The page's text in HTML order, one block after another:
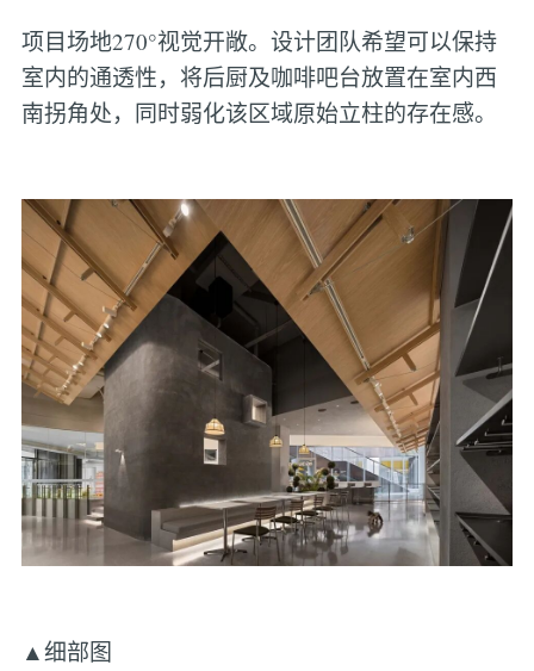
项目场地270°视觉开敞。设计团队希望可以保持
室内的通透性，将后厨及咖啡吧台放置在室内西
南拐角处，同时弱化该区域原始立柱的存在感。
▲细部图